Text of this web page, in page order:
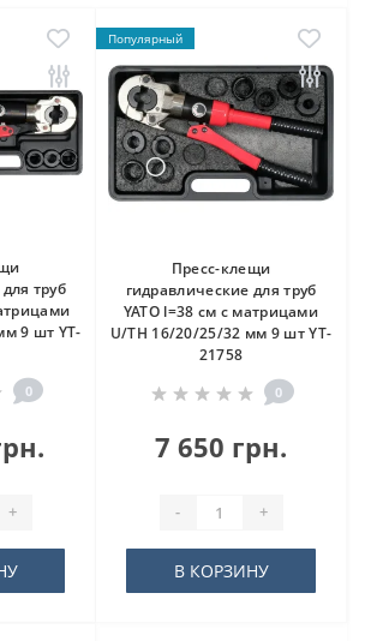
труб
9 шт YT-
0
+
Популярный
Пресс-клещи
гидравлические для труб
YATO l=38 см с матрицами
U/TH 16/20/25/32 мм 9 шт YT-
21758
0
7 650 грн.
- +
В КОРЗИНУ